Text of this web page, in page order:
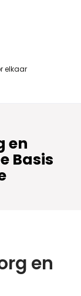
elkaar
en
Basis
en